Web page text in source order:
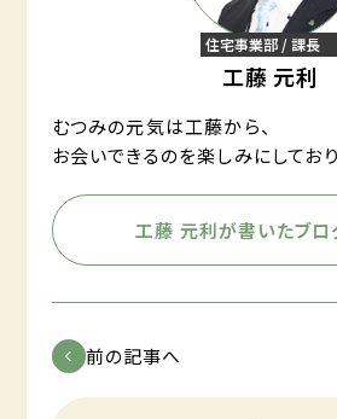
住宅事業部 / 課長
工藤 元利
むつみの元気は工藤から、
お会いできるのを楽しみにしており
工藤 元利が書いたブロ
前の記事へ